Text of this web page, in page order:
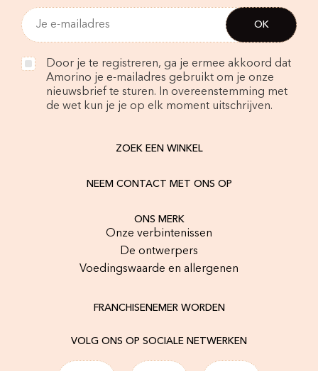
Door je te registreren, ga je ermee akkoord dat
Amorino je e-mailadres gebruikt om je onze
nieuwsbrief te sturen. In overeenstemming met
de wet kun je je op elk moment uitschrijven.
ZOEK EEN WINKEL
NEEM CONTACT MET ONS OP
ONS MERK
Onze verbintenissen
De ontwerpers
Voedingswaarde en allergenen
FRANCHISENEMER WORDEN
VOLG ONS OP SOCIALE NETWERKEN